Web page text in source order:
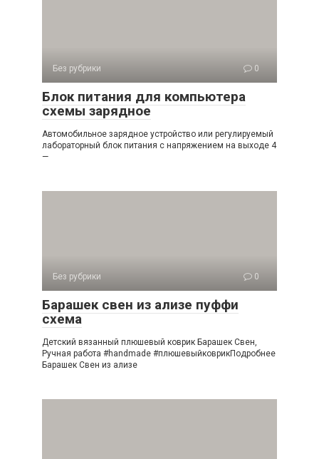
Без рубрики 0
Блок питания для компьютера
схемы зарядное
Автомобильное зарядное устройство или регулируемый
лабораторный блок питания с напряжением на выходе 4
—
Без рубрики 0
Барашек свен из ализе пуффи
схема
Детский вязанный плюшевый коврик Барашек Свен,
Ручная работа #handmade #плюшевыйковрикПодробнее
Барашек Свен из ализе